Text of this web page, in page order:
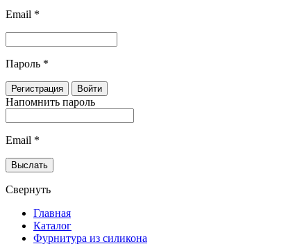
Email *
Пароль *
Напомнить пароль
Email *
Свернуть
Главная
Каталог
Фурнитура из силикона